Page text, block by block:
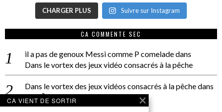
CHARGER PLUS Suivre sur Instagram
CA COMMENTE SEC
il a pas de genoux Messi comme P comeladedans
Dans le vortex des jeux vidéo consacrés à la pêche
Dans le vortex des jeux vidéos consacrés à la pêchedans
PACÔME THIELLEMENT
La séance d’Hip Gnose
CA VIENT DE SORTIR